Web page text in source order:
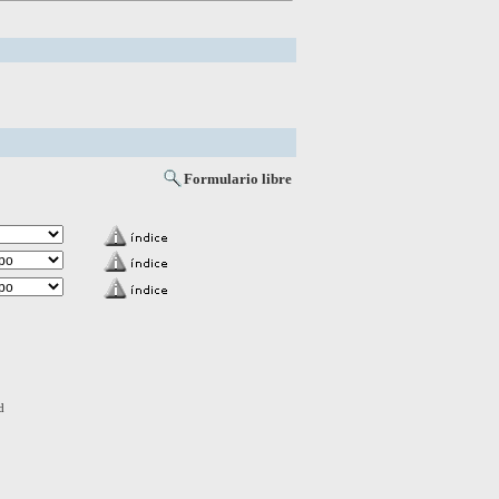
Formulario libre